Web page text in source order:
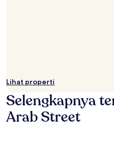
Lihat properti
Selengkapnya
Arab Street